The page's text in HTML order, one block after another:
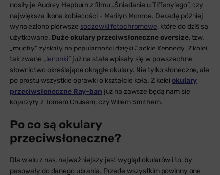
nosiły je Audrey Hepburn z filmu „Śniadanie u Tiffany’ego”, czy
największa ikona kobiecości - Marilyn Monroe. Dekadę później
wynaleziono pierwsze soczewki fotochromowe, które do dziś są
użytkowane. Duże okulary przeciwsłoneczne oversize, tzw.
„muchy” zyskały na popularności dzięki Jackie Kennedy. Z kolei
tak zwane „lenonki” już na stałe wpisały się w powszechne
słownictwo określające okrągłe okulary. Nie tylko słoneczne, ale
po prostu wszystkie oprawki o kształcie koła. Z koleiokulary
przeciwsłoneczne Ray-ban już na zawsze będą nam się
kojarzyły z Tomem Cruisem, czy Willem Smithem.
Po co są okulary
przeciwsłoneczne?
Dla wielu z nas, najważniejszy jest wygląd okularów i to, by
pasowały do danego ubrania. Przede wszystkim powinny one